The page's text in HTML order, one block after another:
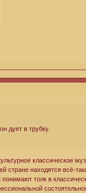
дует в трубку.
классическое
находятся всё-
толк в